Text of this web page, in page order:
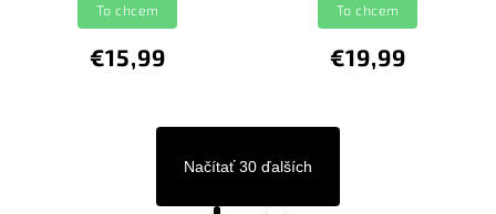
€15,99
To chcem
€19,99
To chcem
Načítať 30 ďalších